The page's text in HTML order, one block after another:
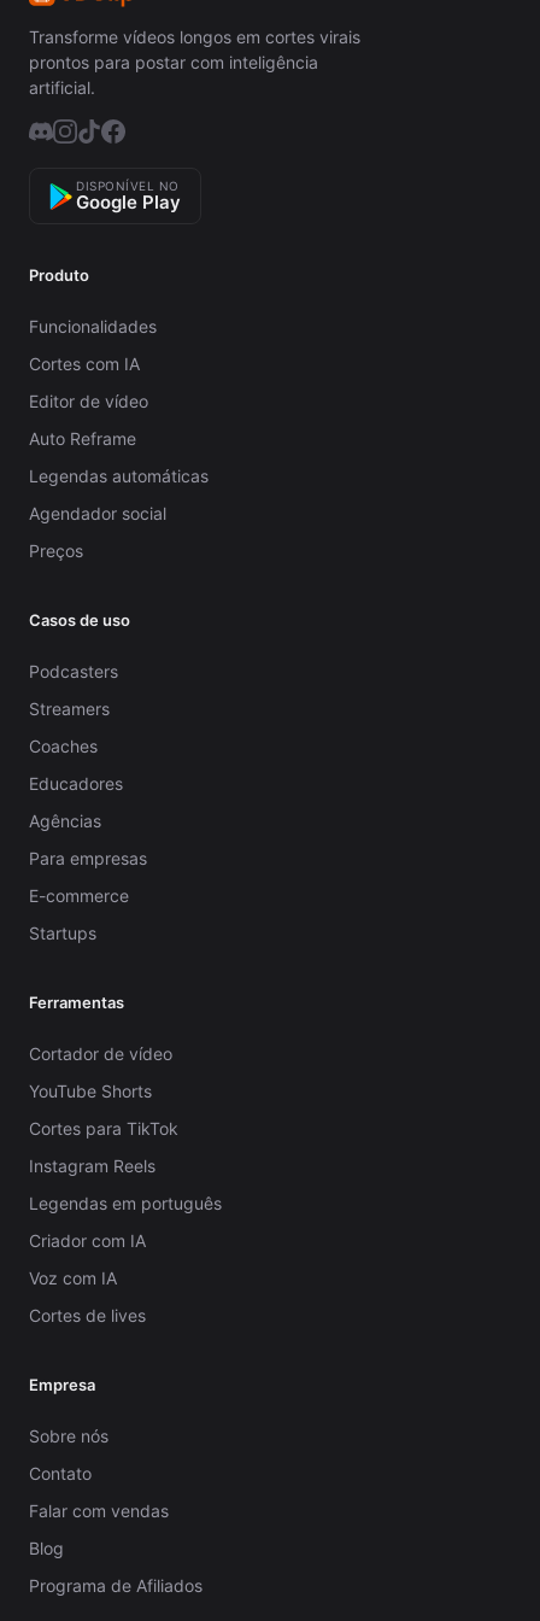
Transforme vídeos longos em cortes virais
prontos para postar com inteligência
artificial.
DISPONÍVEL NO
Google Play
Produto
Funcionalidades
Cortes com IA
Editor de vídeo
Auto Reframe
Legendas automáticas
Agendador social
Preços
Casos de uso
Podcasters
Streamers
Coaches
Educadores
Agências
Para empresas
E-commerce
Startups
Ferramentas
Cortador de vídeo
YouTube Shorts
Cortes para TikTok
Instagram Reels
Legendas em português
Criador com IA
Voz com IA
Cortes de lives
Empresa
Sobre nós
Contato
Falar com vendas
Blog
Programa de Afiliados